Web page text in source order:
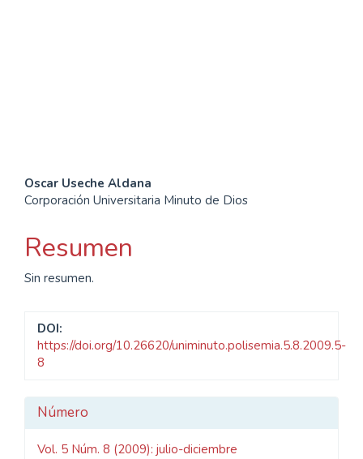
Contenido
principal
del
artículo
Oscar Useche Aldana
Corporación Universitaria Minuto de Dios
Resumen
Sin resumen.
DOI:
https://doi.org/10.26620/uniminuto.polisemia.5.8.2009.5-
8
Detalles
del
Número
Vol. 5 Núm. 8 (2009): julio-diciembre